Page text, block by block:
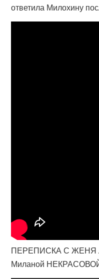
ответила Милохину
ПЕРЕПИСКА С ЖЕНЯ
Миланой